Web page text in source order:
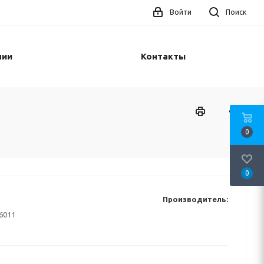
Поиск
Войти
Контакты
Производитель:
0
0